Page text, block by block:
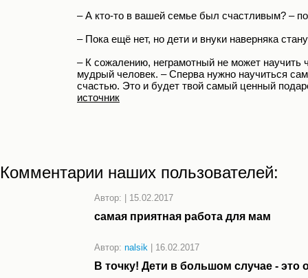
– А кто-то в вашей семье был счастливым? –
– Пока ещё нет, но дети и внуки наверняка
– К сожалению, неграмотный не может научить
мудрый человек. – Сперва нужно научиться
счастью. Это и будет твой самый ценный
источник
Комментарии наших пользователей:
Автор: 15.02.2017
самая приятная работа для мам
Автор: nalsik 16.02.2017
В точку! Дети в большом случае -